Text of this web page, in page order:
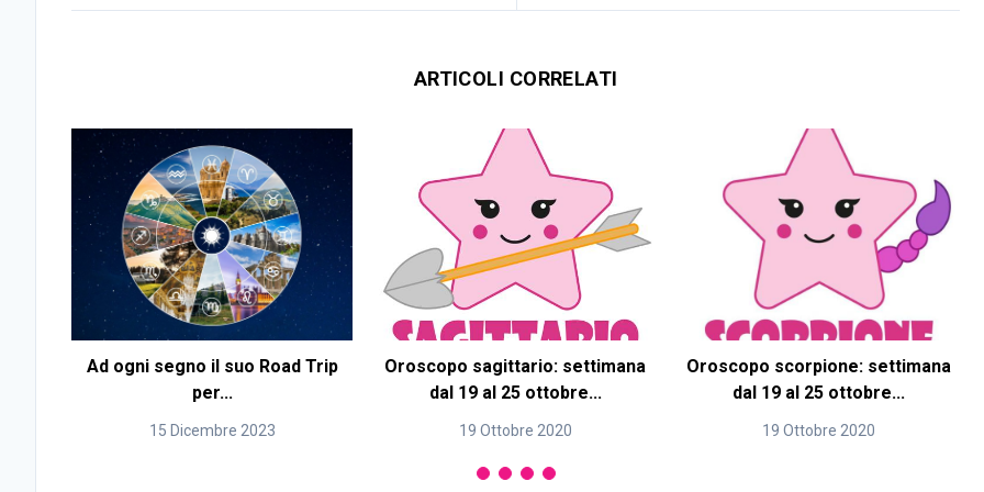
ARTICOLI CORRELATI
Ad ogni segno il suo Road Trip
per...
15 Dicembre 2023
Oroscopo sagittario: settimana
dal 19 al 25 ottobre...
19 Ottobre 2020
Oroscopo scorpione: settimana
dal 19 al 25 ottobre...
19 Ottobre 2020